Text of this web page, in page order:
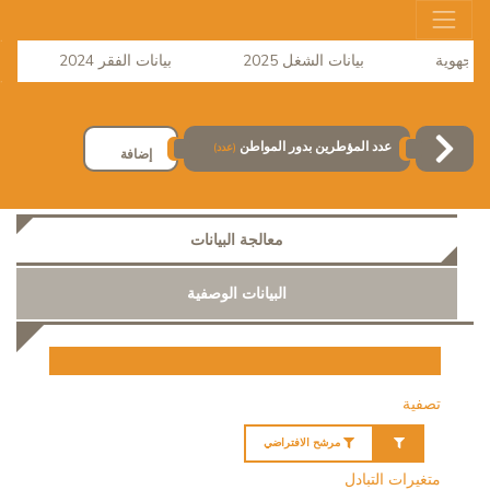
بيانات الشغل 2025 بيانات الفقر 2024
عدد المؤطرين بدور المواطن (عدد) إضافة
معالجة البيانات
البيانات الوصفية
تصفية
مرشح الافتراضي
متغيرات التبادل